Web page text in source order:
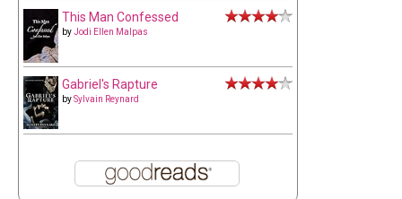
This Man Confessed
byJodi Ellen Malpas
Gabriel's Rapture
bySylvain Reynard